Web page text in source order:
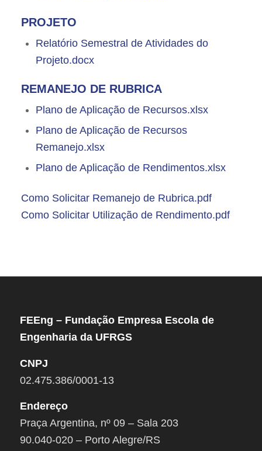
PROJETO
Relatório Semestral de Atividades do
Projeto.docx
REMANEJO DE RUBRICA
Plano de Aplicação de Recursos.xlsx
Plano de Aplicação de Recursos
Remanejo.xlsx
Plano de Aplicação de Rendimentos.xlsx
Como Solicitar Remanejo de Rubrica.pdf
Como Solicitar Utilização de Rendimento.pdf
FEEng – Fundação Empresa Escola de
Engenharia da UFRGS
CNPJ
02.475.386/0001-13
Endereço
Praça Argentina, nº 09 – Sala 203
90.040-020 – Porto Alegre/RS